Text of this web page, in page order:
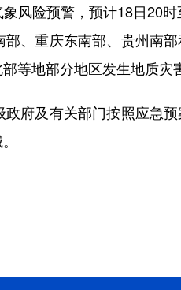
险预警，预计18日20时
、重庆东南部、贵州南
等地部分地区发生地质灾
及有关部门按照应急